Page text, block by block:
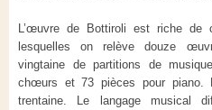
L’œuvre de Bottiroli est riche de
lesquelles on relève douze
vingtaine de partitions de
chœurs et 73 pièces pour piano.
trentaine. Le langage musical